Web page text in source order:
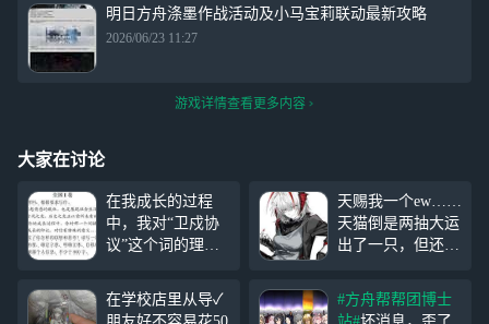
明日方舟涤墨作战活动及小马宝莉联动最新攻略
2026/06/23 11:27
游戏详情查看更多内容
大家在讨论
在我成长的过程
中，我对“卫戍协
议”这个词的理解
曾以为它是蠕动的
区，是爱布拉娜大
天赐我一个ew……
天猫倒是两抽大运
出了一只，但还是
大人，前面忘了后
面忘了总之ew毁了
在学校店里从导✓
#方舟帮帮团博士